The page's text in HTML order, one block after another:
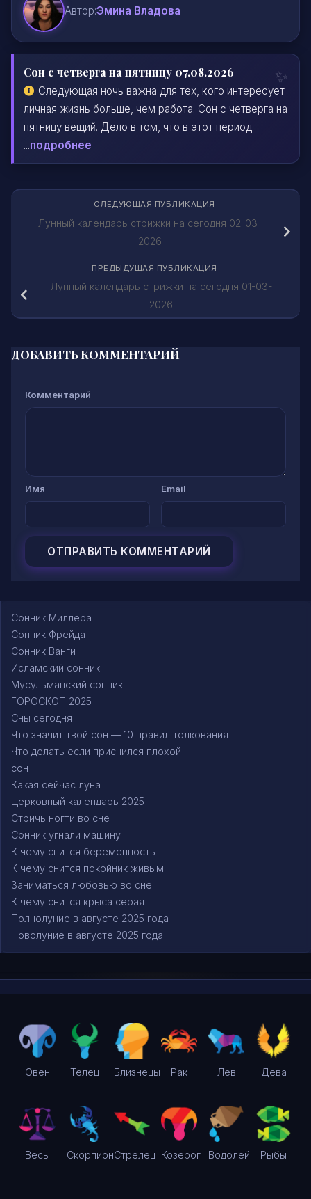
Автор:Эмина Владова
Сон с четверга на пятницу 07.08.2026
Следующая ночь важна для тех, кого интересует
личная жизнь больше, чем работа. Сон с четверга на
пятницу вещий. Дело в том, что в этот период
...подробнее
СЛЕДУЮЩАЯ ПУБЛИКАЦИЯ
Лунный календарь стрижки на сегодня 02-03-
2026
ПРЕДЫДУЩАЯ ПУБЛИКАЦИЯ
Лунный календарь стрижки на сегодня 01-03-
2026
ДОБАВИТЬ КОММЕНТАРИЙ
Комментарий
Имя Email
Сонник Миллера
Сонник Фрейда
Сонник Ванги
Исламский сонник
Мусульманский сонник
ГОРОСКОП 2025
Сны сегодня
Что значит твой сон — 10 правил толкования
Что делать если приснился плохой
сон
Какая сейчас луна
Церковный календарь 2025
Стричь ногти во сне
Сонник угнали машину
К чему снится беременность
К чему снится покойник живым
Заниматься любовью во сне
К чему снится крыса серая
Полнолуние в августе 2025 года
Новолуние в августе 2025 года
Овен Телец Близнецы Рак Лев Дева
Весы СкорпионСтрелец Козерог Водолей Рыбы